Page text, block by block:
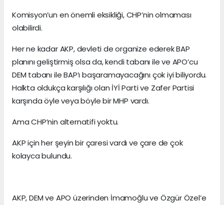
Komisyon’un en önemli eksikliği, CHP’nin olmaması
olabilirdi.
Her ne kadar AKP, devleti de organize ederek BAP
planını geliştirmiş olsa da, kendi tabanı ile ve APO’cu
DEM tabanı ile BAP’ı başaramayacağını çok iyi biliyordu.
Halkta oldukça karşılığı olan İYİ Parti ve Zafer Partisi
karşında öyle veya böyle bir MHP vardı.
Ama CHP’nin alternatifi yoktu.
AKP için her şeyin bir çaresi vardı ve çare de çok
kolayca bulundu.
AKP, DEM ve APO üzerinden İmamoğlu ve Özgür Özel’e